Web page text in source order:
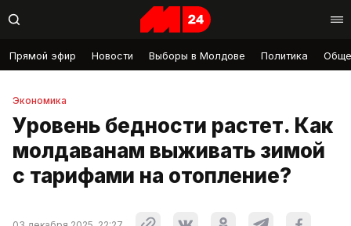
Прямой эфир Новости Выборы в Молдове Политика
Экономика
Уровень бедности растет. Как
молдаванам выживать зимой
с тарифами на отопление?